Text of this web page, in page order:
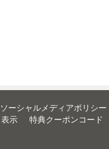
ソーシャルメディアポリシー
示 特典クーポンコード